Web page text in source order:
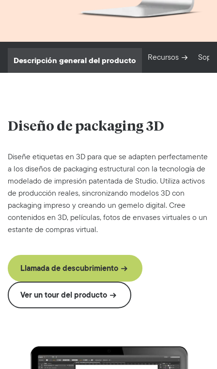
Descripción general del producto Recursos
Diseño de packaging 3D
Diseñe etiquetas en 3D para que se adapten perfectamente
a los diseños de packaging estructural con la tecnología de
modelado de impresión patentada de Studio. Utiliza activos
de producción reales, sincronizando modelos 3D con
packaging impreso y creando un gemelo digital. Cree
contenidos en 3D, películas, fotos de envases virtuales o un
estante de compras virtual.
Llamada de descubrimiento
Ver un tour del producto